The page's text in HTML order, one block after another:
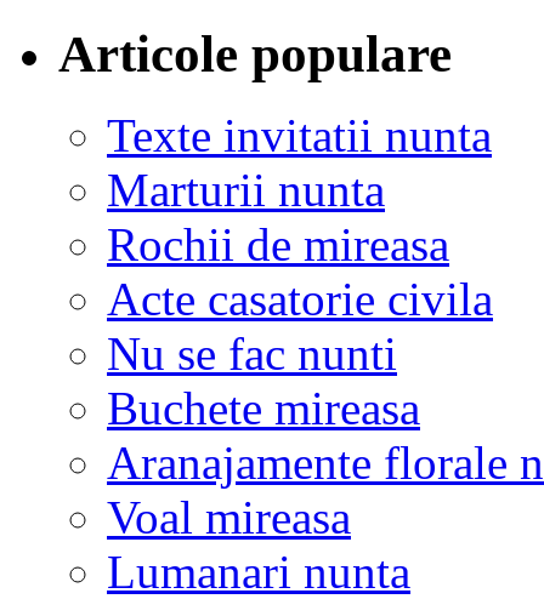
Articole populare
Texte invitatii nunta
Marturii nunta
Rochii de mireasa
Acte casatorie civila
Nu se fac nunti
Buchete mireasa
Aranajamente florale
Voal mireasa
Lumanari nunta